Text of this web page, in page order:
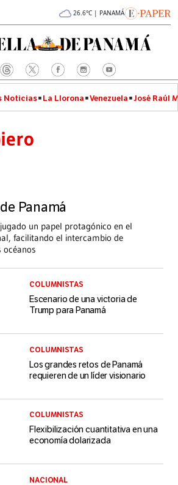
26.6°C | PANAMÁ
Noticias La Llorona Venezuela José Raúl
Panamá
un papel protagónico en el
facilitando el intercambio de
océanos
COLUMNISTAS
Escenario de una victoria de
Trump para Panamá
COLUMNISTAS
Los grandes retos de Panamá
requieren de un líder visionario
COLUMNISTAS
Flexibilización cuantitativa en una
economía dolarizada
NACIONAL